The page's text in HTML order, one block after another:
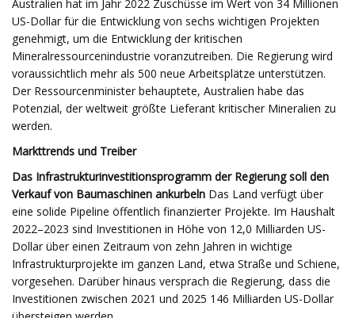
Australien hat im Jahr 2022 Zuschüsse im Wert von 34 Millionen
US-Dollar für die Entwicklung von sechs wichtigen Projekten
genehmigt, um die Entwicklung der kritischen
Mineralressourcenindustrie voranzutreiben. Die Regierung wird
voraussichtlich mehr als 500 neue Arbeitsplätze unterstützen.
Der Ressourcenminister behauptete, Australien habe das
Potenzial, der weltweit größte Lieferant kritischer Mineralien zu
werden.
Markttrends und Treiber
Das Infrastrukturinvestitionsprogramm der Regierung soll den
Verkauf von Baumaschinen ankurbeln Das Land verfügt über
eine solide Pipeline öffentlich finanzierter Projekte. Im Haushalt
2022–2023 sind Investitionen in Höhe von 12,0 Milliarden US-
Dollar über einen Zeitraum von zehn Jahren in wichtige
Infrastrukturprojekte im ganzen Land, etwa Straße und Schiene,
vorgesehen. Darüber hinaus versprach die Regierung, dass die
Investitionen zwischen 2021 und 2025 146 Milliarden US-Dollar